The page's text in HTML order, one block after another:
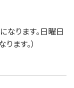
なります。日曜日
ます。）